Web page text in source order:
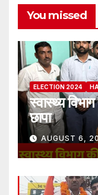
You missed
ELECTION 2024
स्वास्थ्य
छापा
AUGUST 6,